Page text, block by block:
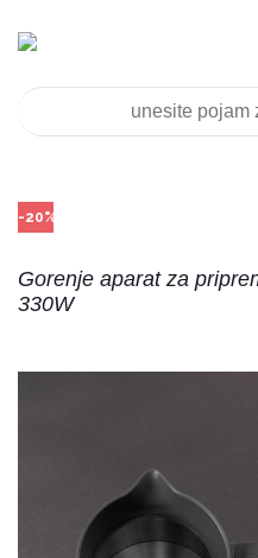
Gorenje aparat za
330W
-20%